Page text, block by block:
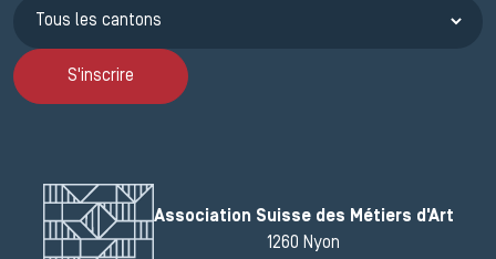
S'inscrire
Association Suisse des Métiers d'Art
1260 Nyon